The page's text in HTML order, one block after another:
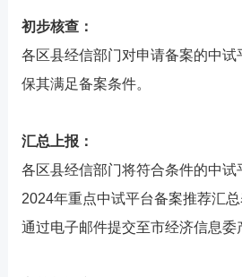
初步核查：
各区县经信部门对申请备案的中试
保其满足备案条件。
汇总上报：
各区县经信部门将符合条件的中
2024年重点中试平台备案推荐汇
通过电子邮件提交至市经济信息委